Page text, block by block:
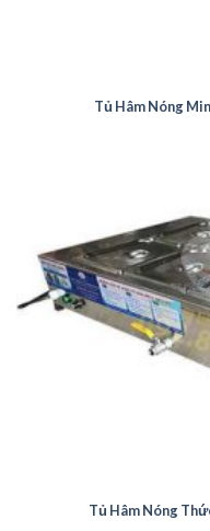
Tủ Hâm Nóng
Tủ Hâm Nóng